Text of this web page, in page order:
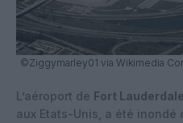
©Ziggymarley01 via Wikimedia
L’aéroport de Fort Lauderdale
aux Etats-Unis, a été inondé